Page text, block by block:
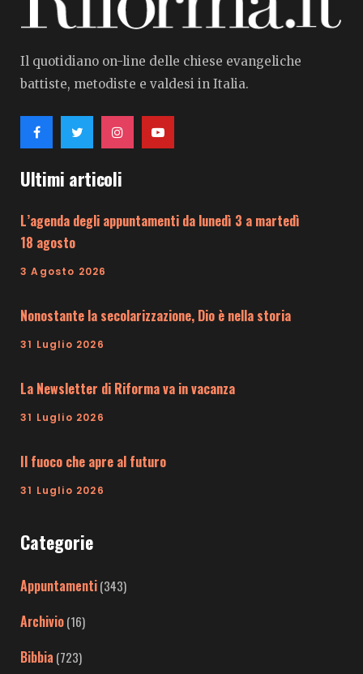
Il quotidiano on-line delle chiese evangeliche
battiste, metodiste e valdesi in Italia.
Ultimi articoli
L’agenda degli appuntamenti da lunedì 3 a martedì
18 agosto
3 Agosto 2026
Nonostante la secolarizzazione, Dio è nella storia
31 Luglio 2026
La Newsletter di Riforma va in vacanza
31 Luglio 2026
Il fuoco che apre al futuro
31 Luglio 2026
Categorie
Appuntamenti(343)
Archivio(16)
Bibbia (723)